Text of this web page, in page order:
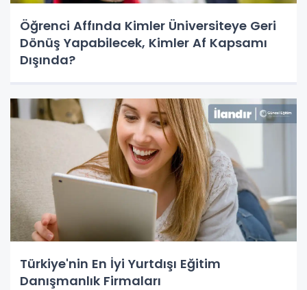
Öğrenci Affında Kimler Üniversiteye Geri
Dönüş Yapabilecek, Kimler Af Kapsamı
Dışında?
Türkiye'nin En İyi Yurtdışı Eğitim
Danışmanlık Firmaları